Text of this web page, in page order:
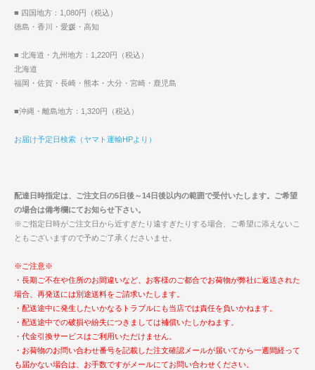
■ 四国地方：1,080円（税込）
徳島・香川・愛媛・高知
■ 北海道・九州地方：1,220円（税込）
北海道
福岡・佐賀・長崎・熊本・大分・宮崎・鹿児島
■沖縄・離島地方：1,320円（税込）
お届け予定日検索（ヤマト運輸HPより）
配達日時指定は、ご注文日の5日後～14日後以内の範囲で受付いたします。ご希望
の場合は備考欄にてお知らせ下さい。
※ご指定日時がご注文日から近すぎたり遠すぎたりする場合、ご希望に添えないこ
ともございますので予めご了承くださいませ。
※ご注意※
・長期ご不在や住所のお間違いなど、お客様のご都合でお荷物が弊社に返送された
場合、再発送には別途送料をご請求いたします。
・配送途中に発生したいかなるトラブルにも当店では責任を負いかねます。
・配送途中での破損や紛失につきましては補償いたしかねます。
・代金引換サービスはご利用いただけません。
・お荷物のお問い合わせ番号を記載した注文確認メールが届いてから一週間経って
も届かない場合は、お手数ですがメールにてお問い合わせください。